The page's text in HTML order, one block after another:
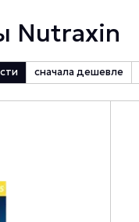
Nutraxin
сначала дешевле